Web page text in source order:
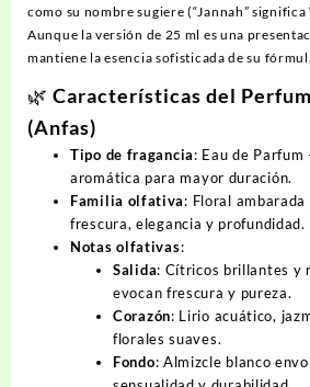
como su nombre sugiere (“Jannah” significa
Aunque la versión de 25 ml es una
mantiene la esencia sofisticada de su
🌿 Características del
(Anfas)
Tipo de fragancia: Eau de Parfum
aromática para mayor duración.
Familia olfativa: Floral ambarada
frescura, elegancia y profundidad.
Notas olfativas:
Salida: Cítricos brillantes y
evocan frescura y pureza.
Corazón: Lirio acuático,
florales suaves.
Fondo: Almizcle blanco